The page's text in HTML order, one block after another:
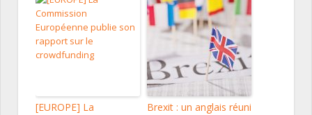
[EUROPE] La
Brexit : un anglais réuni